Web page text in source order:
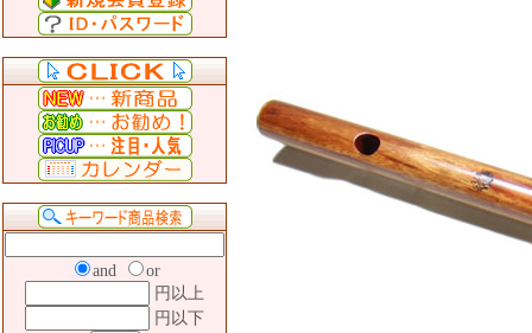
and
or
円以上
円以下